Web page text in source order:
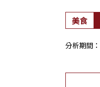
美食
分析期間：